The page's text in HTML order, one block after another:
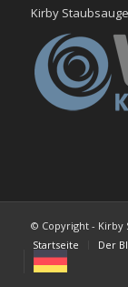
Kirby
© Copyright - Kirby
Startseite
Der